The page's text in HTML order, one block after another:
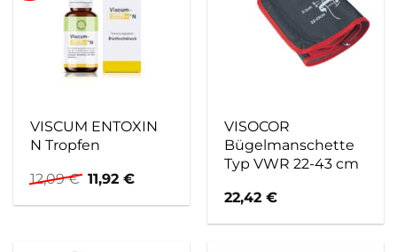
VISCUM ENTOXIN
N Tropfen
12,09€ Ursprünglicher
Preis
war:
11,92€Aktueller
ist:
VISOCOR
Bügelmanschette
Typ VWR 22-43 cm
22,42€